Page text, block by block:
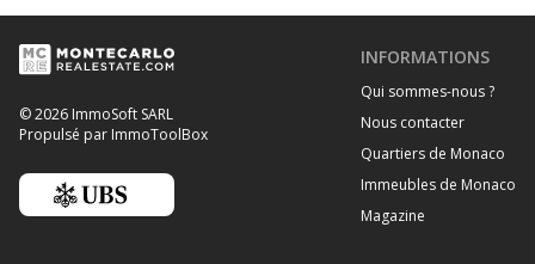
© 2026 ImmoSoft SARL
Propulsé par ImmoToolBox
INFORMATIONS
Qui sommes-nous ?
Nous contacter
Quartiers de Monaco
Immeubles de Monaco
Magazine